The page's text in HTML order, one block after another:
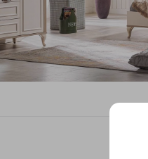
Gri TV Ünitesi
Beyaz TV Ünitesi
Siyah TV Ünitesi
Şömineli TV Ünitesi